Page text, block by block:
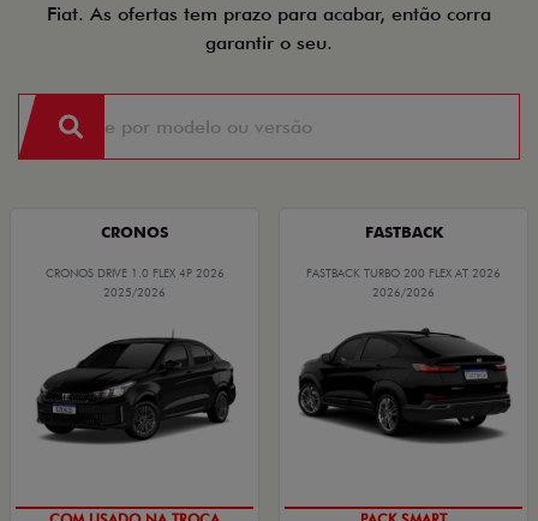
Fiat. As ofertas tem prazo para acabar, então corra
garantir o seu.
CRONOS
CRONOS DRIVE 1.0 FLEX 4P 2026
2025/2026
FASTBACK
FASTBACK TURBO 200 FLEX AT 2026
2026/2026